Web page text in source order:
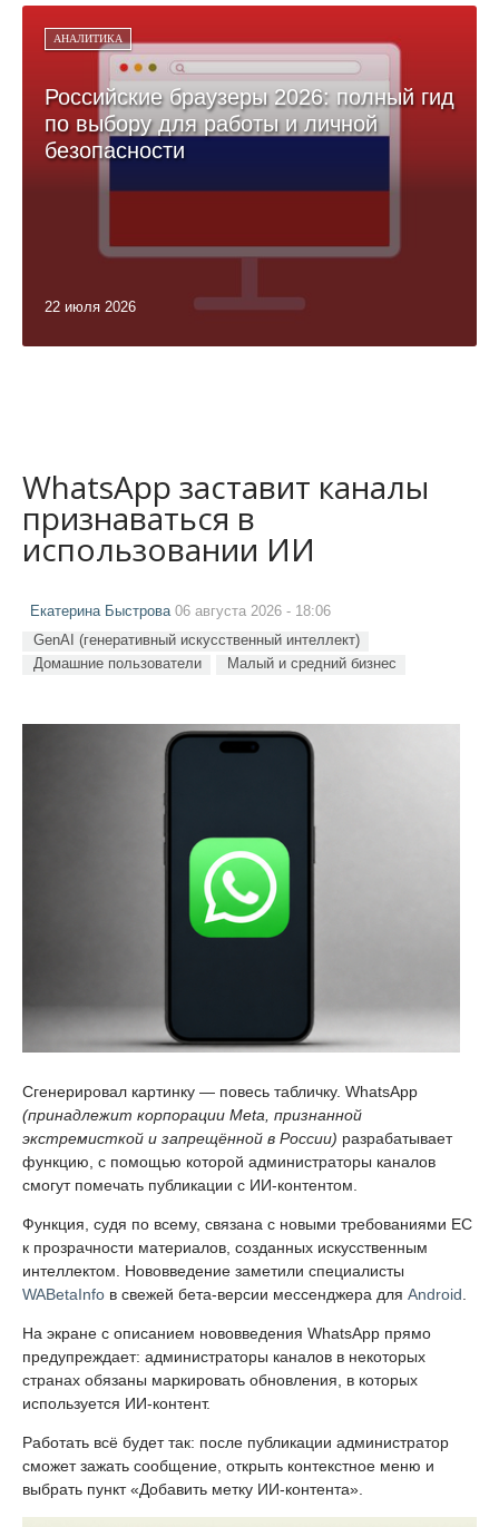
АНАЛИТИКА
Российские браузеры 2026: полный гид
по выбору для работы и личной
безопасности
22 июля 2026
WhatsApp заставит каналы
признаваться в
использовании ИИ
Екатерина Быстрова06 августа 2026 - 18:06
GenAI (генеративный искусственный интеллект)
Домашние пользователи
Малый и средний бизнес
Сгенерировал картинку — повесь табличку. WhatsApp
(принадлежит корпорации Meta, признанной
экстремисткой и запрещённой в России) разрабатывает
функцию, с помощью которой администраторы каналов
смогут помечать публикации с ИИ-контентом.
Функция, судя по всему, связана с новыми требованиями ЕС
к прозрачности материалов, созданных искусственным
интеллектом. Нововведение заметили специалисты
WABetaInfo в свежей бета-версии мессенджера для Android
На экране с описанием нововведения WhatsApp прямо
предупреждает: администраторы каналов в некоторых
странах обязаны маркировать обновления, в которых
используется ИИ-контент.
Работать всё будет так: после публикации администратор
сможет зажать сообщение, открыть контекстное меню и
выбрать пункт «Добавить метку ИИ-контента».